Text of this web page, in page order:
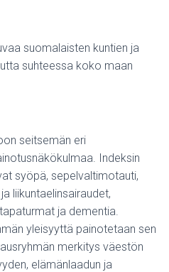
suomalaisten kuntien ja
suhteessa koko maan
seitsemän eri
Indeksin
syöpä, sepelvaltimotauti,
liikuntaelinsairaudet,
ja dementia.
yleisyyttä painotetaan sen
merkitys väestön
elämänlaadun ja